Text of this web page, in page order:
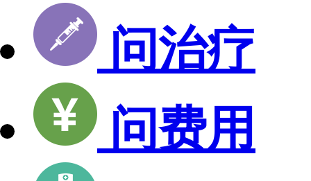
问治疗
问费用